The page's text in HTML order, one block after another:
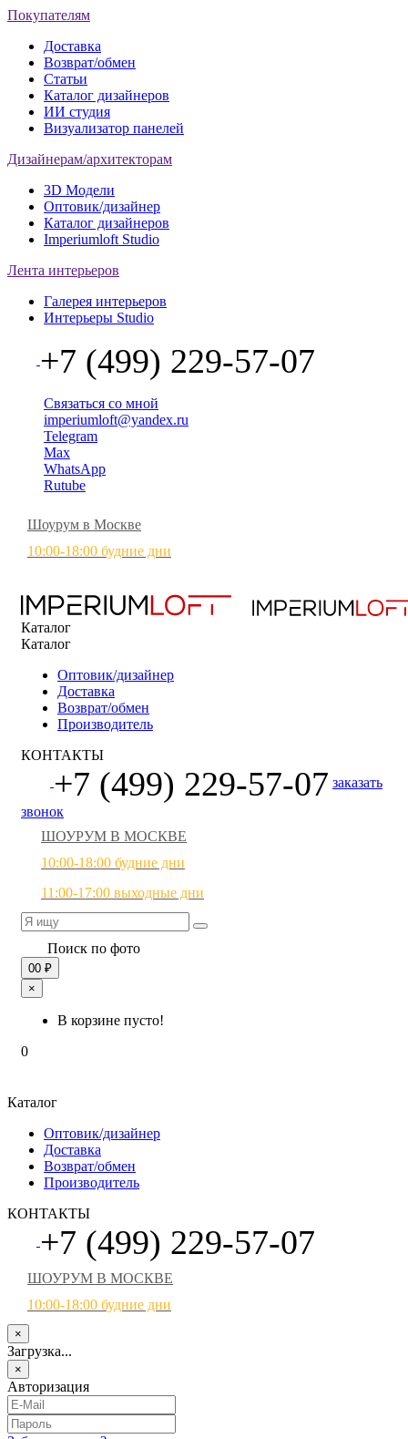
Покупателям
Доставка
Возврат/обмен
Статьи
Каталог дизайнеров
ИИ студия
Визуализатор панелей
Дизайнерам/архитекторам
3D Модели
Оптовик/дизайнер
Каталог дизайнеров
Imperiumloft Studio
Лента интерьеров
Галерея интерьеров
Интерьеры Studio
+7 (499) 229-57-07
Связаться со мной
imperiumloft@yandex.ru
Telegram
Max
WhatsApp
Rutube
Шоурум в Москве
10:00-18:00 будние дни
Каталог
Каталог
Оптовик/дизайнер
Доставка
Возврат/обмен
Производитель
КОНТАКТЫ
+7 (499) 229-57-07 заказать
звонок
ШОУРУМ В МОСКВЕ
10:00-18:00 будние дни
11:00-17:00 выходные дни
Поиск по фото
00 ₽
×
В корзине пусто!
0
Каталог
Оптовик/дизайнер
Доставка
Возврат/обмен
Производитель
КОНТАКТЫ
+7 (499) 229-57-07
ШОУРУМ В МОСКВЕ
10:00-18:00 будние дни
×
Загрузка...
×
Авторизация